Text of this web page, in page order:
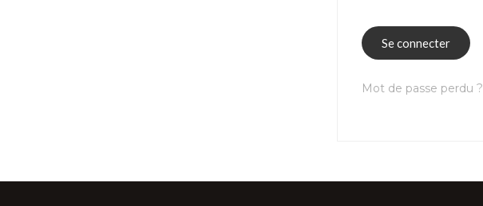
Se connecter
Mot de passe perdu ?